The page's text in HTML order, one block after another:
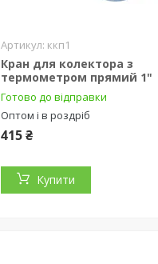
ккп1
Кран для колектора з
термометром прямий 1"
Готово до відправки
Оптом і в роздріб
415 ₴
Купити